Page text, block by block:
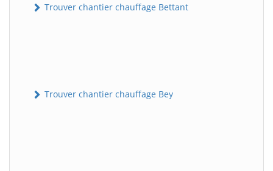
Trouver chantier chauffage Bettant
Trouver chantier chauffage Bey